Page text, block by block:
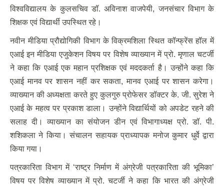
विश्वविद्यालय के कुलसचिव डॉ. अविनाश वाजपेयी, जनसंचार विभाग के
शिक्षक एवं विद्यार्थी उपस्थित रहे।
नवीन मीडिया प्रौद्योगिकी विभाग के विक्रमशिला स्थित कॉन्फ्रेंस हॉल में
एआई इन मीडिया एजुकेशन विषय पर विशेष व्याख्यान में प्रो. मृणाल चटर्जी
ने कहा कि एआई एक महान प्रशिक्षक एवं मददकर्ता है। उन्होंने कहा कि
एआई मानव पर शासन नहीं कर सकता, मानव एआई पर शासन करेगा।
व्याख्यान की अध्यक्षता करते हुए कुलगुरु प्रोफेसर डॉक्टर के. जी. सुरेश ने
एआई के महत्व पर प्रकाश डाला। उन्होंने विद्यार्थियों को अपडेट रहने की
सलाह दी। व्याख्यान का संयोजन डीन एवं विभागाध्यक्ष प्रो. डॉ. पी.
शशिकला ने किया। संचालन सहायक प्राध्यापक मनोज कुमार धुर्वे द्वारा
किया गया।
पत्रकारिता विभाग में ‘राष्ट्र निर्माण में अंग्रेजी पत्रकारिता की भूमिका’
विषय पर विशेष व्याख्यान में प्रो. चटर्जी ने कहा कि भारत की अंग्रेजी